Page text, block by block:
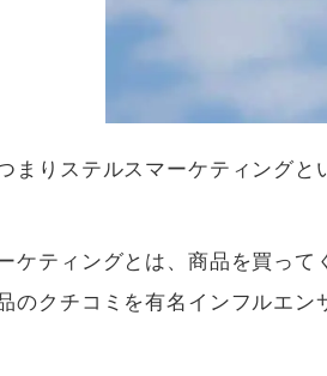
まりステルスマーケティング
ケティングとは、商品を買っ
のクチコミを有名インフルエ